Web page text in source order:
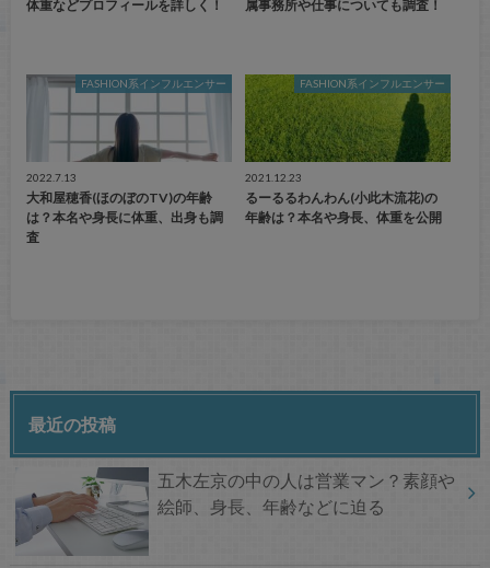
体重などプロフィールを詳しく！
属事務所や仕事についても調査！
FASHION系インフルエンサー
2022.7.13
大和屋穂香(ほのぼのTV)の年齢
は？本名や身長に体重、出身も調
査
FASHION系インフルエンサー
2021.12.23
るーるるわんわん(小此木流花)の
年齢は？本名や身長、体重を公開
最近の投稿
五木左京の中の人は営業マン？素顔や
絵師、身長、年齢などに迫る